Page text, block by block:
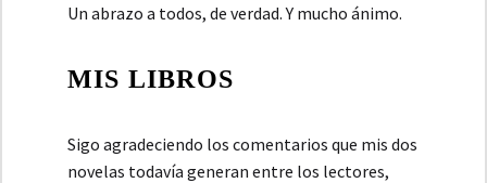
Un abrazo a todos, de verdad. Y mucho ánimo.
MIS LIBROS
Sigo agradeciendo los comentarios que mis dos
novelas todavía generan entre los lectores,